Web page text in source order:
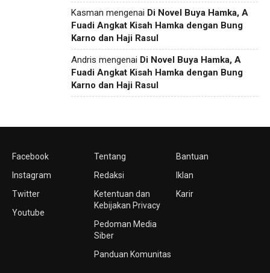
Kasman mengenai Di Novel Buya Hamka, A
Fuadi Angkat Kisah Hamka dengan Bung
Karno dan Haji Rasul
Andris mengenai Di Novel Buya Hamka, A
Fuadi Angkat Kisah Hamka dengan Bung
Karno dan Haji Rasul
Facebook
Instagram
Twitter
Youtube
Tentang
Redaksi
Ketentuan dan
Kebijakan Privacy
Pedoman Media
Siber
Panduan Komunitas
Bantuan
Iklan
Karir